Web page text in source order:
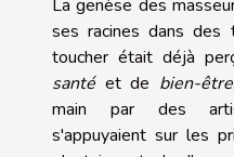
La genèse des
ses racines dans des
toucher était déjà
santéet de bien-être
main par des
s'appuyaient sur les